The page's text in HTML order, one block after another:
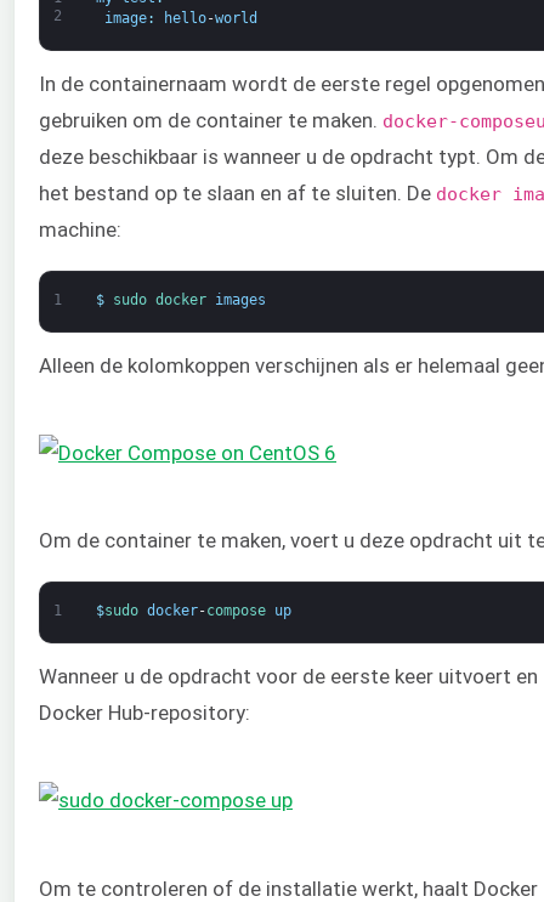
2
image: hello-world
In de containernaam wordt de eerste regel
gebruiken om de container te maken. docker-compose
deze beschikbaar is wanneer u de opdracht typt. Om
het bestand op te slaan en af te sluiten. De docker
machine:
1 $ sudo docker images
Alleen de kolomkoppen verschijnen als er helemaal
Om de container te maken, voert u deze opdracht uit
1 $sudo docker-compose up
Wanneer u de opdracht voor de eerste keer uitvoert
Docker Hub-repository:
Om te controleren of de installatie werkt, haalt